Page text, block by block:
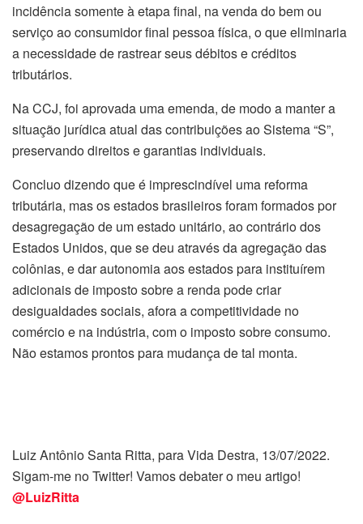
incidência somente à etapa final, na venda do bem ou
serviço ao consumidor final pessoa física, o que eliminaria
a necessidade de rastrear seus débitos e créditos
tributários.
Na CCJ, foi aprovada uma emenda, de modo a manter a
situação jurídica atual das contribuições ao Sistema “S”,
preservando direitos e garantias individuais.
Concluo dizendo que é imprescindível uma reforma
tributária, mas os estados brasileiros foram formados por
desagregação de um estado unitário, ao contrário dos
Estados Unidos, que se deu através da agregação das
colônias, e dar autonomia aos estados para instituírem
adicionais de imposto sobre a renda pode criar
desigualdades sociais, afora a competitividade no
comércio e na indústria, com o imposto sobre consumo.
Não estamos prontos para mudança de tal monta.
Luiz Antônio Santa Ritta, para Vida Destra, 13/07/2022.
Sigam-me no Twitter! Vamos debater o meu artigo!
@LuizRitta